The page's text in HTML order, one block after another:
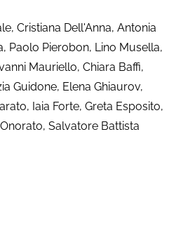
Cristiana Dell'Anna, Antonia
Paolo Pierobon, Lino Musella,
Mauriello, Chiara Baffi,
Guidone, Elena Ghiaurov,
Iaia Forte, Greta Esposito,
Salvatore Battista